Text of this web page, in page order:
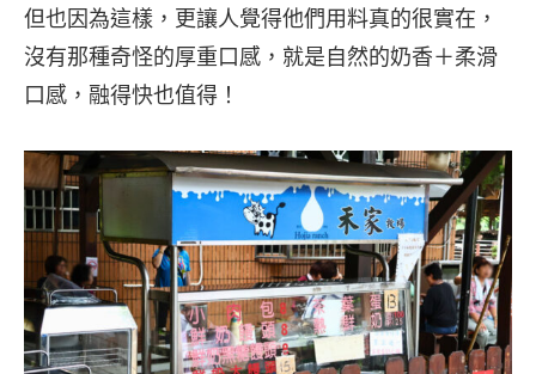
但也因為這樣，更讓人覺得他們用料真的很實在，
沒有那種奇怪的厚重口感，就是自然的奶香＋柔滑
口感，融得快也值得！